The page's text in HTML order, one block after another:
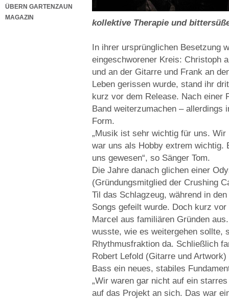
ÜBERN GARTENZAUN
MAGAZIN
kollektive Therapie und
In ihrer ursprünglichen Besetzung
eingeschworener Kreis: Christoph
und an der Gitarre und Frank an
Leben gerissen wurde, stand ihr
kurz vor dem Release. Nach einer
Band weiterzumachen – allerdings
Form.
„Musik ist sehr wichtig für uns.
war uns als Hobby extrem wichtig.
uns gewesen“, so Sänger Tom.
Die Jahre danach glichen einer
(Gründungsmitglied der Crushing
Til das Schlagzeug, während in
Songs gefeilt wurde. Doch kurz
Marcel aus familiären Gründen
wusste, wie es weitergehen sollte,
Rhythmusfraktion da. Schließlich
Robert Lefold (Gitarre und
Bass ein neues, stabiles
„Wir waren gar nicht auf ein
auf das Projekt an sich. Das war